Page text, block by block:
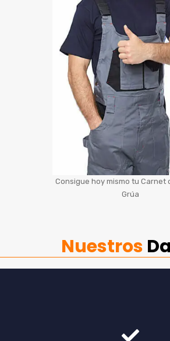
Consigue hoy mismo tu Carnet
Grúa
Nuestros